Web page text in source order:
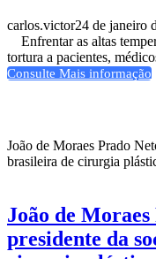
carlos.victor24 de janeiro
Enfrentar as altas
tortura a pacientes,
Consulte Mais informação
João de Moraes Prado
brasileira de cirurgia
João de
presidente da